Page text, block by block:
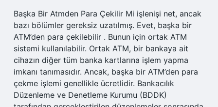
Başka Bir Atmden Para Çekilir Mi işlenişi net, ancak
bazı bölümler gereksiz uzatılmış. Evet, başka bir
ATM’den para çekilebilir . Bunun için ortak ATM
sistemi kullanılabilir. Ortak ATM, bir bankaya ait
cihazın diğer tüm banka kartlarına işlem yapma
imkanı tanımasıdır. Ancak, başka bir ATM’den para
çekme işlemi genellikle ücretlidir. Bankacılık
Düzenleme ve Denetleme Kurumu (BDDK)